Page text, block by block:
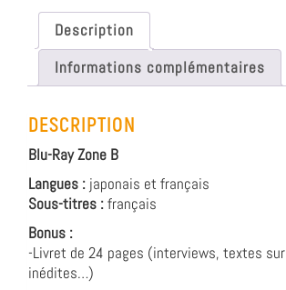
Description
Informations complémentaires
DESCRIPTION
Blu-Ray Zone B
Langues : japonais et français
Sous-titres :français
Bonus :
-Livret de 24 pages (interviews, textes
inédites…)